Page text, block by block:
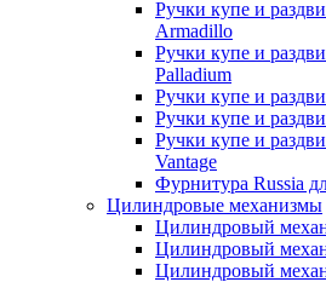
Ручки купе и
Armadillo
Ручки купе и
Palladium
Ручки купе и
Ручки купе и
Ручки купе и
Vantage
Фурнитура Russia
Цилиндровые механизмы
Цилиндровый
Цилиндровый
Цилиндровый